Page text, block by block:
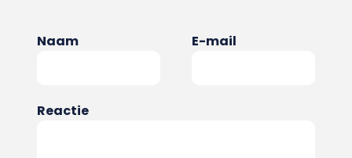
Naam E-mail
Reactie